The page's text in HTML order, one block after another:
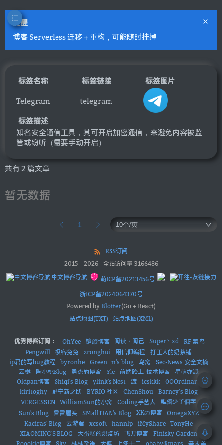
提醒
博客 Serverless 迁移 + 重构，可能随时挂掉
标签名称 标签链接 标签图片
Telegram telegram
标签描述
知名安全通信工具，其可开启加密通信，来避免内容被监
管或窃听（需要手动开启）
共有 2 篇文章
暂无数据
1
RSS订阅
2015– 2026 全站访问量 3166486
中文博客导航
萌ICP备20213456号
浙ICP备2024064370号
Powered by Blotter(Go + React)
站点地图(TXT)
站点地图(XML)
优秀博客订阅： OhYee 镜旅博客 阅读・阅己 Super丶xd
RF 菜鸟
Pengwill
极客兔兔 zronghui 用信仰编程
打工人的奶茶铺
ip君的写bug教程
byronhe Green_m's blog 鸟窝
Sec-News 安全文摘
云樾
陶小桃Blog 勇杰的博客 Yle 前端路上-技术博客
星萌亦派
Oldpan博客
Shiqi's Blog ylink's Nest 渡 icskkk
OOOrdinary
kiritoghy
野宁新之助 BYRIO 社区 ChenShou
Barney’s Blog
VERGESSEN
WilliamSun的小窝 Coding手艺人
唯獨少了個字
Sun's Blog
雷雷屋头 SMallTIAN's Blog XKの博客
OmegaXYZ
Kaciras' Blog
云游君 xcsoft hannlp iMyShare
TonyHe
XIAOMING'S BLOG
大蛋糕的烘焙坊 飞刀博客
Finisky Garden
Roookie博客
Sky 林林杂语 太傅 上冬十二 obaby@mars 辛未羊